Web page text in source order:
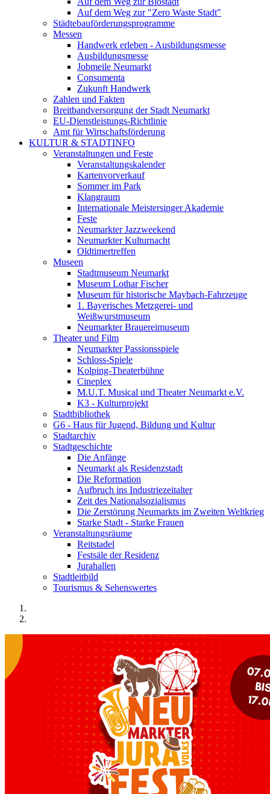
Auf dem Weg zur "Zero Waste Stadt"
Städtebauförderungsprogramme
Messen
Handwerk erleben - Ausbildungsmesse
Ausbildungsmesse
Jobmeile Neumarkt
Consumenta
Zukunft Handwerk
Zahlen und Fakten
Breitbandversorgung der Stadt Neumarkt
EU-Dienstleistungs-Richtlinie
Amt für Wirtschaftsförderung
KULTUR & STADTINFO
Veranstaltungen und Feste
Veranstaltungskalender
Kartenvorverkauf
Sommer im Park
Klangraum
Internationale Meistersinger Akademie
Feste
Neumarkter Jazzweekend
Neumarkter Kulturnacht
Oldtimertreffen
Museen
Stadtmuseum Neumarkt
Museum Lothar Fischer
Museum für historische Maybach-Fahrzeuge
1. Bayerisches Metzgerei- und
Weißwurstmuseum
Neumarkter Brauereimuseum
Theater und Film
Neumarkter Passionsspiele
Schloss-Spiele
Kolping-Theaterbühne
Cineplex
M.U.T. Musical und Theater Neumarkt e.V.
K3 - Kulturprojekt
Stadtbibliothek
G6 - Haus für Jugend, Bildung und Kultur
Stadtarchiv
Stadtgeschichte
Die Anfänge
Neumarkt als Residenzstadt
Die Reformation
Aufbruch ins Industriezeitalter
Zeit des Nationalsozialismus
Die Zerstörung Neumarkts im Zweiten Weltkrieg
Starke Stadt - Starke Frauen
Veranstaltungsräume
Reitstadel
Festsäle der Residenz
Jurahallen
Stadtleitbild
Tourismus & Sehenswertes